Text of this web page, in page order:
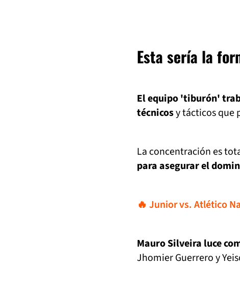
Esta sería la
El equipo 'tiburón'
técnicosy tácticos que
La concentración es
para asegurar el
🔥 Junior vs. Atlético
Mauro Silveira luce
Jhomier Guerrero y